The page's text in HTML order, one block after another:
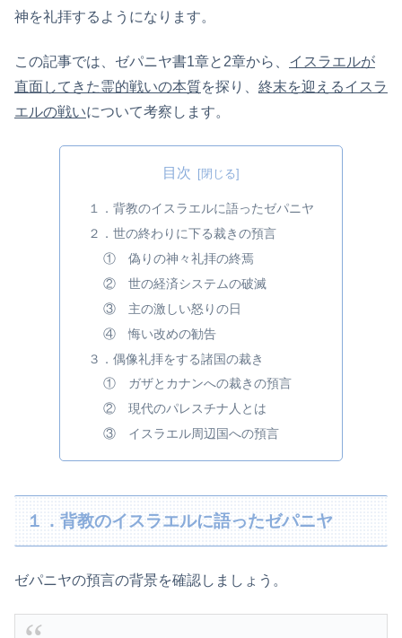
神を礼拝するようになります。
この記事では、ゼパニヤ書1章と2章から、 イスラエルが
直面してきた霊的戦いの本質を探り、 終末を迎えるイスラ
エルの戦いについて考察します。
目次
１．背教のイスラエルに語ったゼパニヤ
２．世の終わりに下る裁きの預言
① 偽りの神々礼拝の終焉
② 世の経済システムの破滅
③ 主の激しい怒りの日
④ 悔い改めの勧告
３．偶像礼拝をする諸国の裁き
① ガザとカナンへの裁きの預言
② 現代のパレスチナ人とは
③ イスラエル周辺国への預言
１．背教のイスラエルに語ったゼパニヤ
ゼパニヤの預言の背景を確認しましょう。